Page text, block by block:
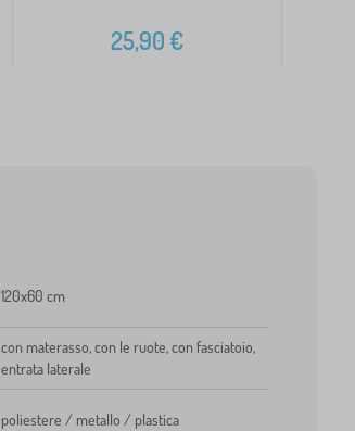
25,90€
120x60 cm
con materasso, con le ruote, con fasciatoio,
entrata laterale
poliestere / metallo / plastica